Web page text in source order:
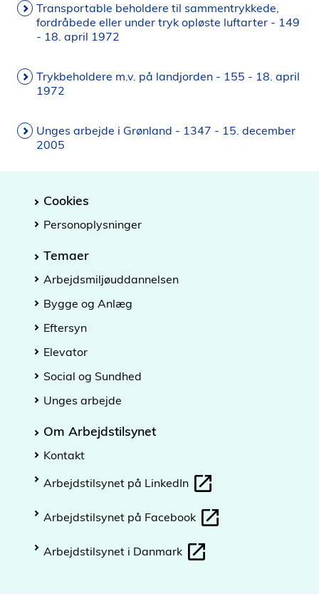
Transportable beholdere til sammentrykkede,
fordråbede eller under tryk opløste luftarter - 149
- 18. april 1972
Trykbeholdere m.v. på landjorden - 155 - 18. april
1972
Unges arbejde i Grønland - 1347 - 15. december
2005
Cookies
Personoplysninger
Temaer
Arbejdsmiljøuddannelsen
Bygge og Anlæg
Eftersyn
Elevator
Social og Sundhed
Unges arbejde
Om Arbejdstilsynet
Kontakt
Arbejdstilsynet på LinkedIn
Arbejdstilsynet på Facebook
Arbejdstilsynet i Danmark